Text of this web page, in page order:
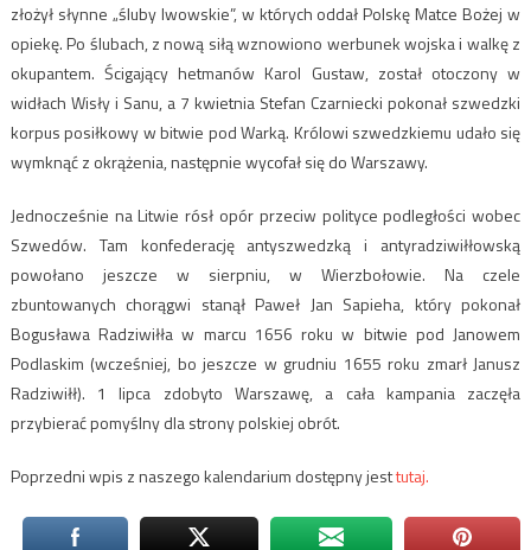
złożył słynne „śluby lwowskie”, w których oddał Polskę Matce Bożej w
opiekę. Po ślubach, z nową siłą wznowiono werbunek wojska i walkę z
okupantem. Ścigający hetmanów Karol Gustaw, został otoczony w
widłach Wisły i Sanu, a 7 kwietnia Stefan Czarniecki pokonał szwedzki
korpus posiłkowy w bitwie pod Warką. Królowi szwedzkiemu udało się
wymknąć z okrążenia, następnie wycofał się do Warszawy.
Jednocześnie na Litwie rósł opór przeciw polityce podległości wobec
Szwedów. Tam konfederację antyszwedzką i antyradziwiłłowską
powołano jeszcze w sierpniu, w Wierzbołowie. Na czele
zbuntowanych chorągwi stanął Paweł Jan Sapieha, który pokonał
Bogusława Radziwiłła w marcu 1656 roku w bitwie pod Janowem
Podlaskim (wcześniej, bo jeszcze w grudniu 1655 roku zmarł Janusz
Radziwiłł). 1 lipca zdobyto Warszawę, a cała kampania zaczęła
przybierać pomyślny dla strony polskiej obrót.
Poprzedni wpis z naszego kalendarium dostępny jesttutaj.